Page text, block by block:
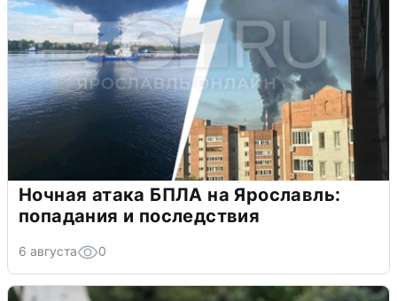
Ночная атака БПЛА на Ярославль:
попадания и последствия
6 августа 0